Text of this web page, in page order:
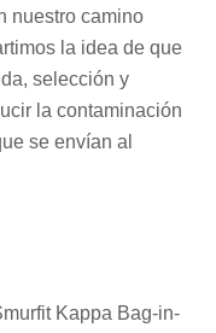
nuestro camino
la idea de que
selección y
la contaminación
se envían al
Kappa Bag-in-